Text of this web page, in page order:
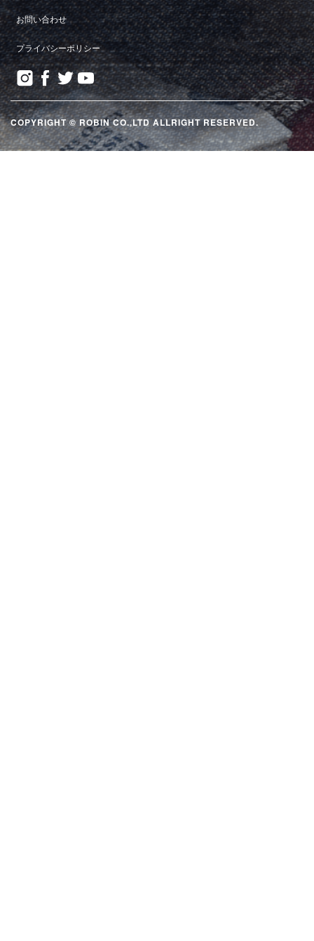
お問い合わせ
プライバシーポリシー
COPYRIGHT © ROBIN CO.,LTD ALLRIGHT RESERVED.